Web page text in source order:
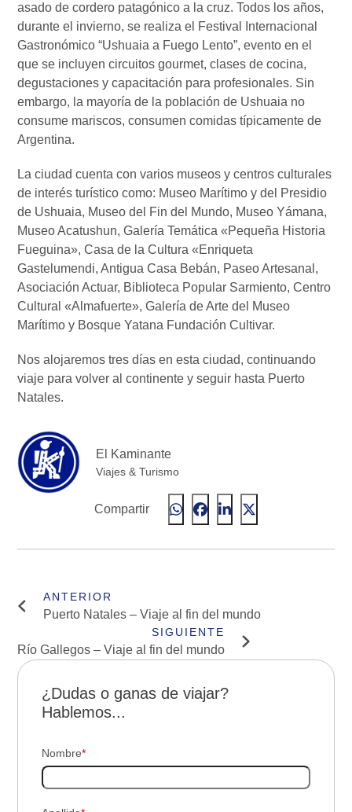
asado de cordero patagónico a la cruz. Todos los años,
durante el invierno, se realiza el Festival Internacional
Gastronómico “Ushuaia a Fuego Lento”, evento en el
que se incluyen circuitos gourmet, clases de cocina,
degustaciones y capacitación para profesionales. Sin
embargo, la mayoría de la población de Ushuaia no
consume mariscos, consumen comidas típicamente de
Argentina.
La ciudad cuenta con varios museos y centros culturales
de interés turístico como: Museo Marítimo y del Presidio
de Ushuaia, Museo del Fin del Mundo, Museo Yámana,
Museo Acatushun, Galería Temática «Pequeña Historia
Fueguina», Casa de la Cultura «Enriqueta
Gastelumendi, Antigua Casa Bebán, Paseo Artesanal,
Asociación Actuar, Biblioteca Popular Sarmiento, Centro
Cultural «Almafuerte», Galería de Arte del Museo
Marítimo y Bosque Yatana Fundación Cultivar.
Nos alojaremos tres días en esta ciudad, continuando
viaje para volver al continente y seguir hasta Puerto
Natales.
El Kaminante
Viajes & Turismo
Compartir
Puerto Natales – Viaje al fin del mundo
Río Gallegos – Viaje al fin del mundo
¿Dudas o ganas de viajar?
Hablemos...
Nombre*